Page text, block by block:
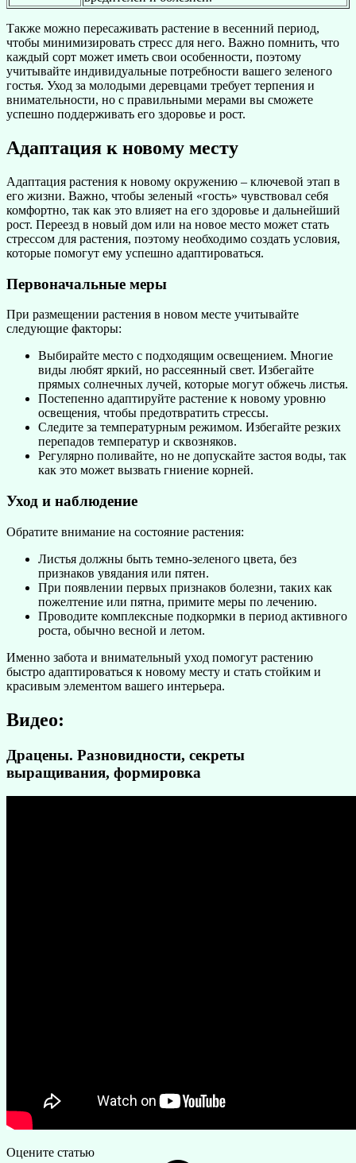
Также можно пересаживать растение в весенний период,
чтобы минимизировать стресс для него. Важно помнить, что
каждый сорт может иметь свои особенности, поэтому
учитывайте индивидуальные потребности вашего зеленого
гостья. Уход за молодыми деревцами требует терпения и
внимательности, но с правильными мерами вы сможете
успешно поддерживать его здоровье и рост.
Адаптация к новому месту
Адаптация растения к новому окружению – ключевой этап в
его жизни. Важно, чтобы зеленый «гость» чувствовал себя
комфортно, так как это влияет на его здоровье и дальнейший
рост. Переезд в новый дом или на новое место может стать
стрессом для растения, поэтому необходимо создать условия,
которые помогут ему успешно адаптироваться.
Первоначальные меры
При размещении растения в новом месте учитывайте
следующие факторы:
Выбирайте место с подходящим освещением. Многие
виды любят яркий, но рассеянный свет. Избегайте
прямых солнечных лучей, которые могут обжечь листья.
Постепенно адаптируйте растение к новому уровню
освещения, чтобы предотвратить стрессы.
Следите за температурным режимом. Избегайте резких
перепадов температур и сквозняков.
Регулярно поливайте, но не допускайте застоя воды, так
как это может вызвать гниение корней.
Уход и наблюдение
Обратите внимание на состояние растения:
Листья должны быть темно-зеленого цвета, без
признаков увядания или пятен.
При появлении первых признаков болезни, таких как
пожелтение или пятна, примите меры по лечению.
Проводите комплексные подкормки в период активного
роста, обычно весной и летом.
Именно забота и внимательный уход помогут растению
быстро адаптироваться к новому месту и стать стойким и
красивым элементом вашего интерьера.
Видео:
Драцены. Разновидности, секреты
выращивания, формировка
Оцените статью